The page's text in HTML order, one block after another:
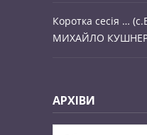
Коротка сесія …
МИХАЙЛО
АРХІВИ